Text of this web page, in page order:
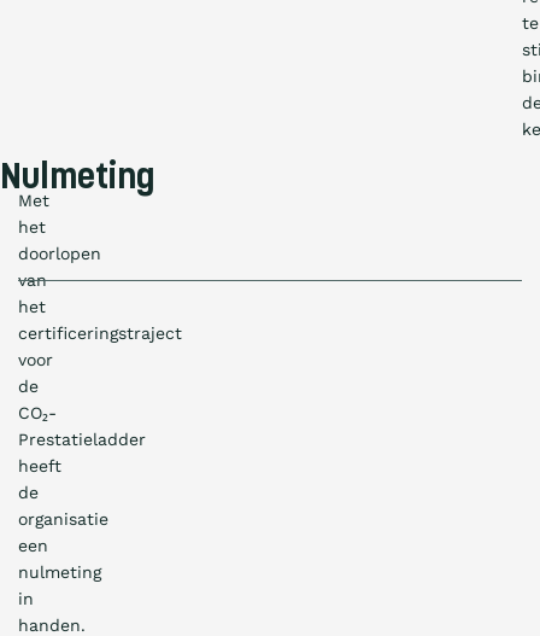
te
Nulmeting
Met
het
doorlopen
van
het
certificeringstraject
voor
de
CO₂-
Prestatieladder
heeft
de
organisatie
een
nulmeting
in
handen.